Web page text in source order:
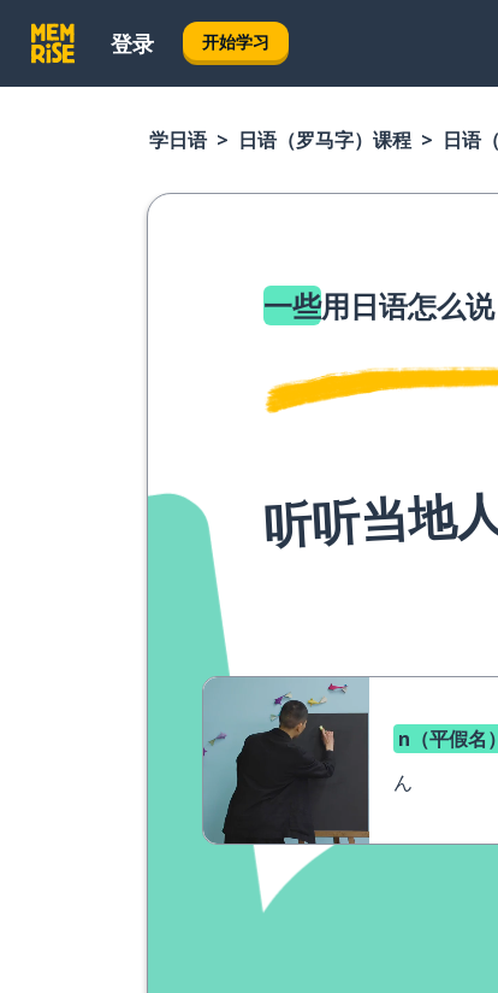
登录 开始学习
学日语 日语（罗马字）课程 日语
一些用日语怎么说
听听当地
n（平假名）
ん